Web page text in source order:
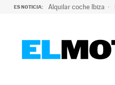
ES NOTICIA: Alquilar coche Ibiza